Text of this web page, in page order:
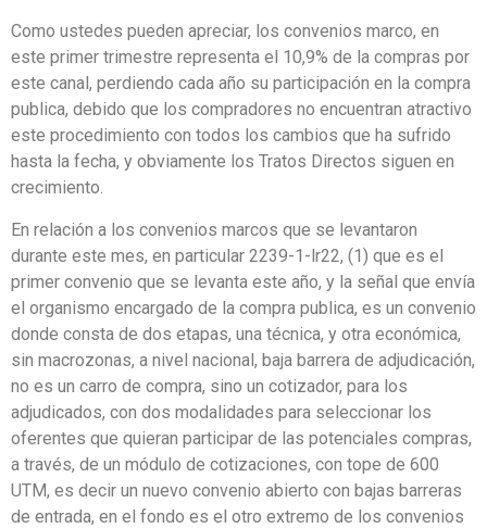
Como ustedes pueden apreciar, los convenios marco, en
este primer trimestre representa el 10,9% de la compras por
este canal, perdiendo cada año su participación en la compra
publica, debido que los compradores no encuentran atractivo
este procedimiento con todos los cambios que ha sufrido
hasta la fecha, y obviamente los Tratos Directos siguen en
crecimiento.
En relación a los convenios marcos que se levantaron
durante este mes, en particular 2239-1-lr22, (1) que es el
primer convenio que se levanta este año, y la señal que envía
el organismo encargado de la compra publica, es un convenio
donde consta de dos etapas, una técnica, y otra económica,
sin macrozonas, a nivel nacional, baja barrera de adjudicación,
no es un carro de compra, sino un cotizador, para los
adjudicados, con dos modalidades para seleccionar los
oferentes que quieran participar de las potenciales compras,
a través, de un módulo de cotizaciones, con tope de 600
UTM, es decir un nuevo convenio abierto con bajas barreras
de entrada, en el fondo es el otro extremo de los convenios